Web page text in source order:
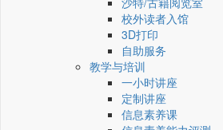
校外读者入馆
3D打印
自助服务
教学与培训
一小时讲座
定制讲座
信息素养课